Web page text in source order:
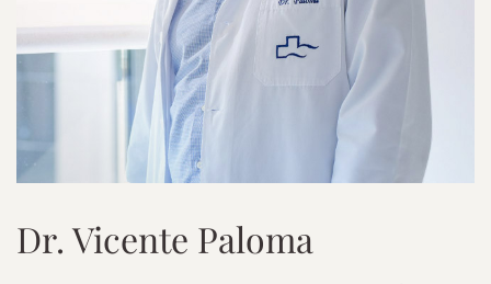
Dr. Vicente Paloma